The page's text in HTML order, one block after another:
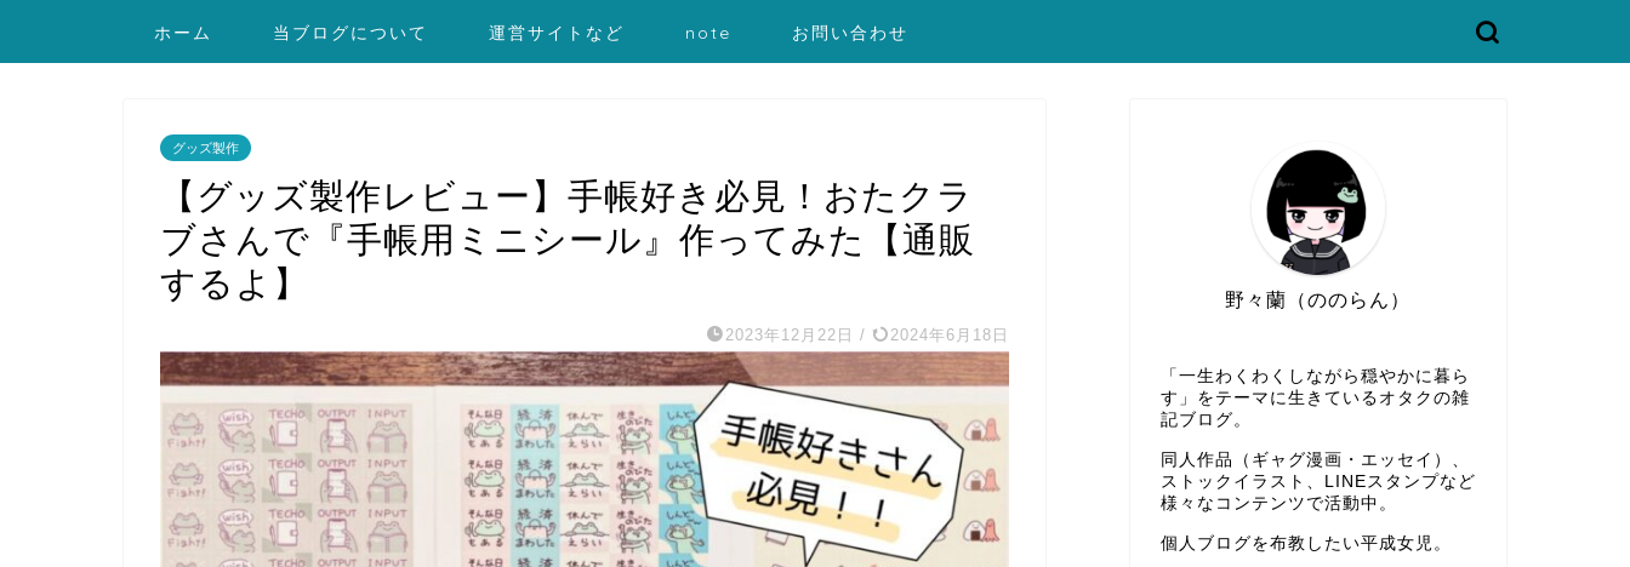
ホーム 当ブログについて 運営サイトなど note お問い合わせ
グッズ製作
【グッズ製作レビュー】手帳好き必見！おたクラ
ブさんで『手帳用ミニシール』作ってみた【通販
するよ】
2023年12月22日 / 2024年6月18日
野々蘭（ののらん）
「一生わくわくしながら穏やかに暮ら
す」をテーマに生きているオタクの雑
記ブログ。
同人作品（ギャグ漫画・エッセイ）、
ストックイラスト、LINEスタンプなど
様々なコンテンツで活動中。
個人ブログを布教したい平成女児。